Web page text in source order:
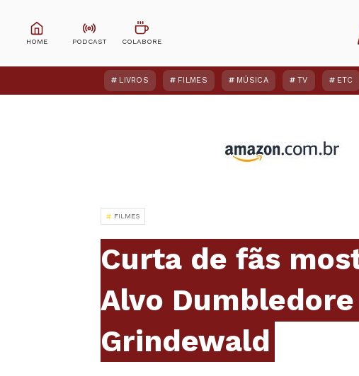
LIVROS FILMES MÚSICA TV ETC
FILMES
Curta de fãs
Alvo
Grindewald